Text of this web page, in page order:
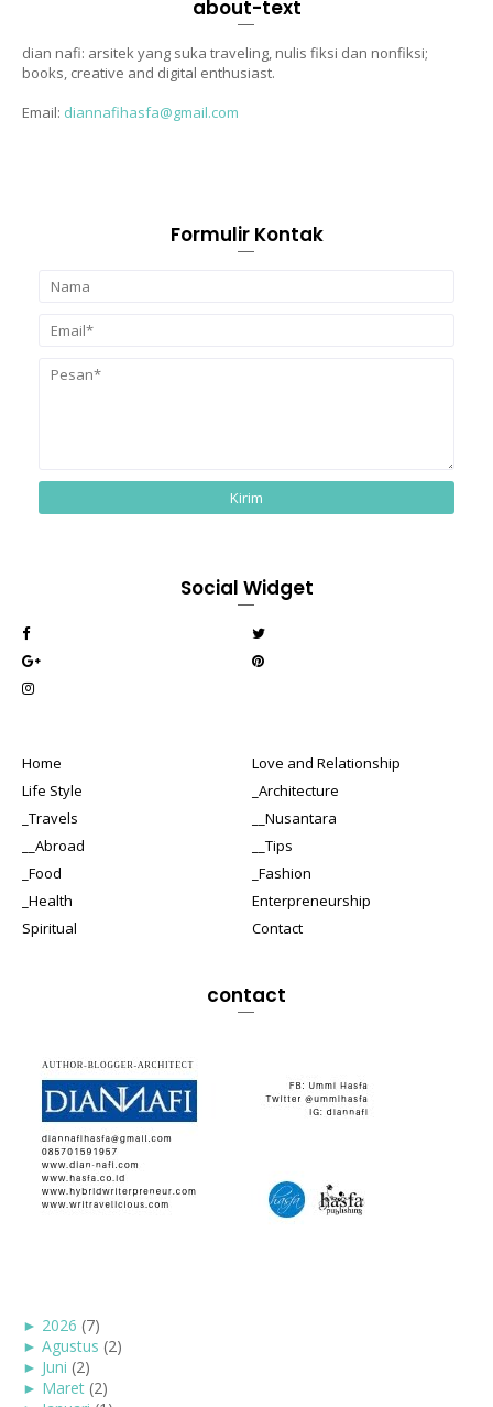
about-text
dian nafi: arsitek yang suka traveling, nulis fiksi dan nonfiksi;
books, creative and digital enthusiast.
Email: diannafihasfa@gmail.com
Formulir Kontak
Social Widget
Home
Love and Relationship
Life Style
_Architecture
_Travels
__Nusantara
__Abroad
__Tips
_Food
_Fashion
_Health
Enterpreneurship
Spiritual
Contact
contact
► 2026 (7)
► Agustus (2)
► Juni (2)
► Maret (2)